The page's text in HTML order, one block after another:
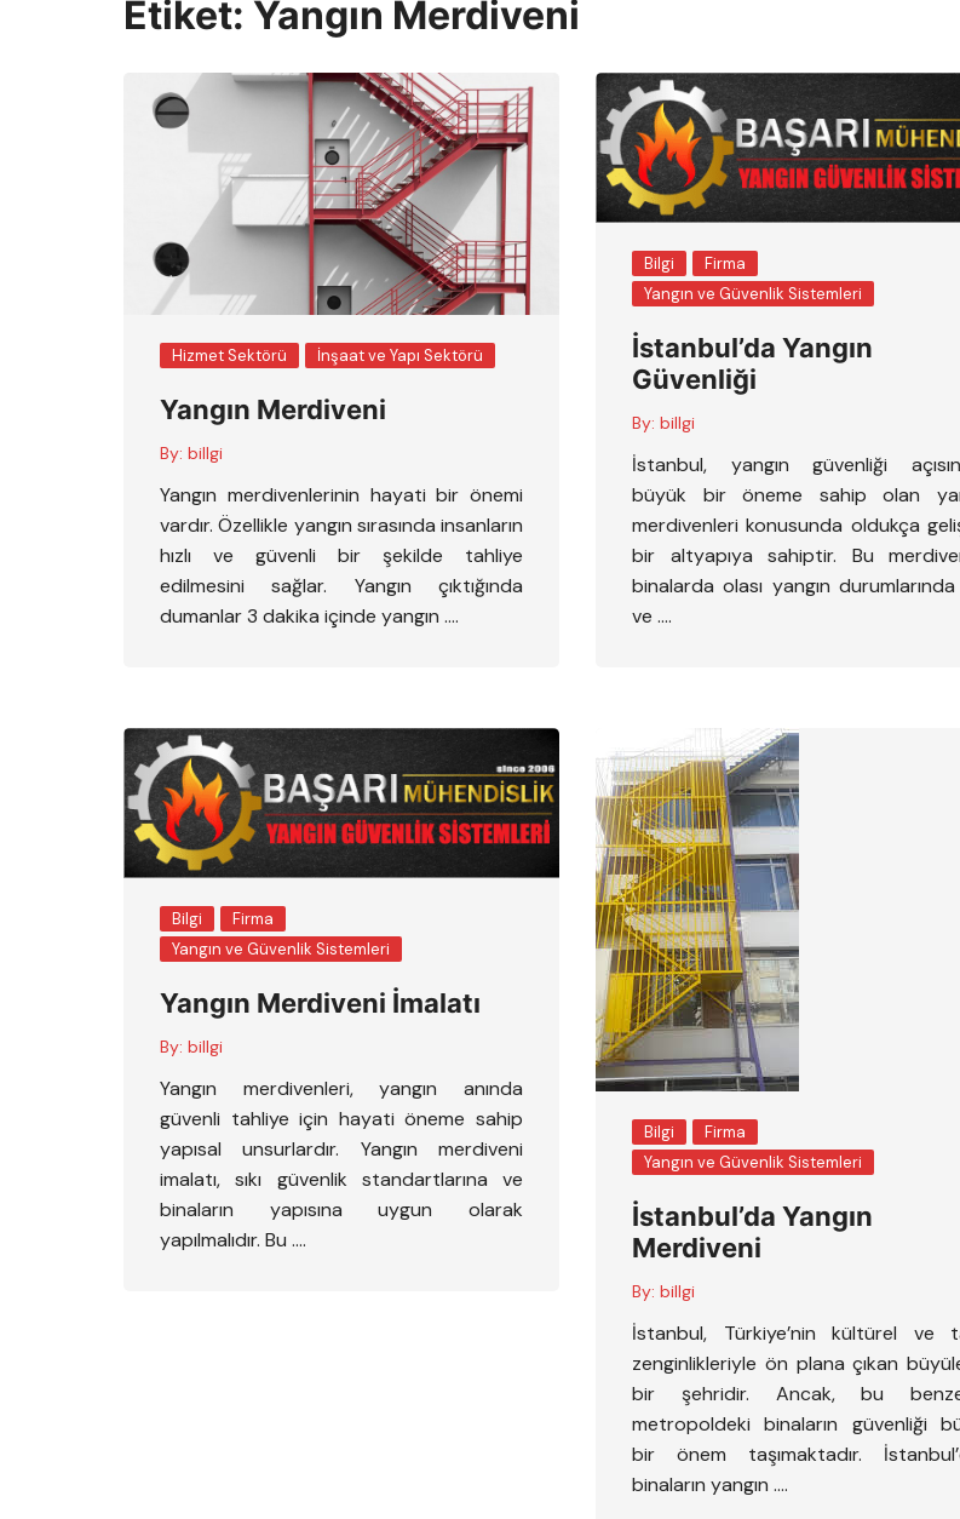
Etiket: Yangın Merdiveni
Hizmet Sektörü İnşaat ve Yapı Sektörü
Yangın Merdiveni
By: billgi
Yangın merdivenlerinin hayati bir önemi
vardır. Özellikle yangın sırasında insanların
hızlı ve güvenli bir şekilde tahliye
edilmesini sağlar. Yangın çıktığında
dumanlar 3 dakika içinde yangın ….
Bilgi
Firma
Yangın ve Güvenlik Sistemleri
İstanbul’da Yangın
Güvenliği
By: billgi
İstanbul, yangın güvenliği
büyük bir öneme sahip olan
merdivenleri konusunda oldukça
bir altyapıya sahiptir. Bu
binalarda olası yangın durumlarında
ve ….
Bilgi
Firma
Yangın ve Güvenlik Sistemleri
Yangın Merdiveni İmalatı
By: billgi
Yangın merdivenleri, yangın anında
güvenli tahliye için hayati öneme sahip
yapısal unsurlardır. Yangın merdiveni
imalatı, sıkı güvenlik standartlarına ve
binaların yapısına uygun olarak
yapılmalıdır. Bu ….
Bilgi
Firma
Yangın ve Güvenlik Sistemleri
İstanbul’da Yangın
Merdiveni
By: billgi
İstanbul, Türkiye’nin kültürel ve
zenginlikleriyle ön plana çıkan
bir şehridir. Ancak, bu
metropoldeki binaların güvenliği
bir önem taşımaktadır.
binaların yangın ….